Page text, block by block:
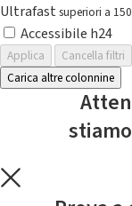
Ultrafast superiori a
Accessibile h24
Applica
Cancella filtri
Carica altre colonnine